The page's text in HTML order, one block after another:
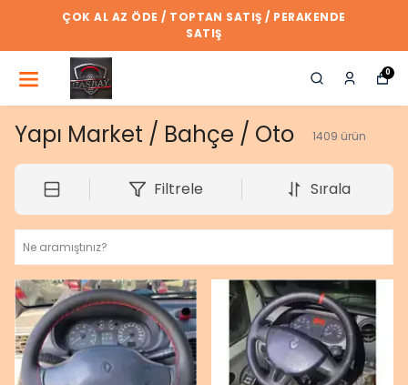
ÇOK AL AZ ÖDE / TOPTAN SATIŞ / PERAKENDE
SATIŞ
0
Yapı Market / Bahçe / Oto 1409 ürün
Filtrele Sırala